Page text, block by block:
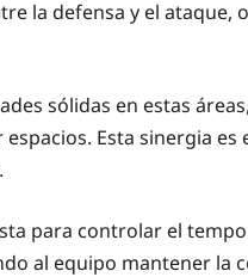
la defensa y el ataque,
sólidas en estas
Esta sinergia
para controlar el
al equipo mantener la